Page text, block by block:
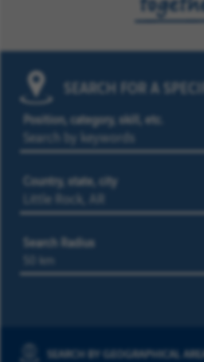
SEARCH FOR A
Position, category, skill, etc.
Country, state, city
Search Radius
SEARCH BY GEOGRAPHICAL